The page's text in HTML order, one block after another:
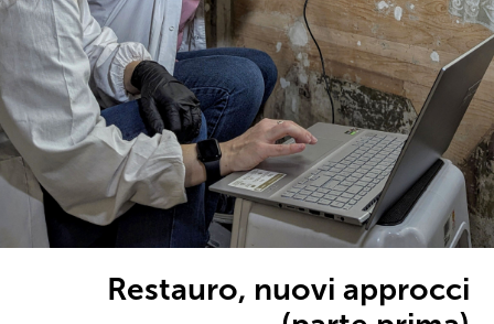
Restauro, nuovi approcci